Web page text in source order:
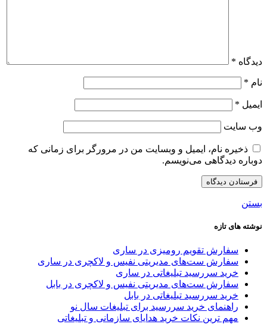
دیدگاه *
نام *
ایمیل *
وب‌ سایت
ذخیره نام، ایمیل و وبسایت من در مرورگر برای زمانی که
دوباره دیدگاهی می‌نویسم.
بستن
نوشته های تازه
سفارش تقویم رومیزی در ساری
سفارش ست‌های مدیریتی نفیس و لاکچری در ساری
خرید سررسید تبلیغاتی در ساری
سفارش ست‌های مدیریتی نفیس و لاکچری در بابل
خرید سررسید تبلیغاتی در بابل
راهنمای خرید سررسید برای تبلیغات سال نو
مهم ترین نکات خرید هدایای سازمانی و تبلیغاتی